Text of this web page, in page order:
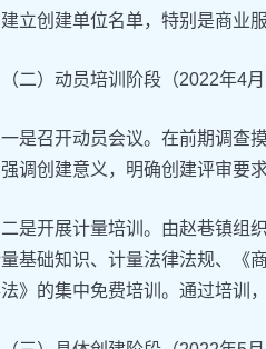
立创建单位名单，特别是商业
（二）动员培训阶段（2022年4月
一是召开动员会议。在前期调查
调创建意义，明确创建评审要求
二是开展计量培训。由赵巷镇组
基础知识、计量法律法规、《
》的集中免费培训。通过培训